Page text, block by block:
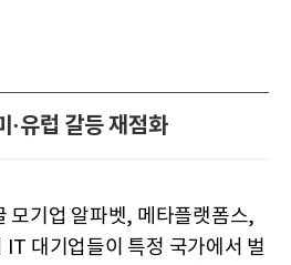
유럽 갈등 재점화
모기업 알파벳, 메타플랫폼스,
대기업들이 특정 국가에서 벌